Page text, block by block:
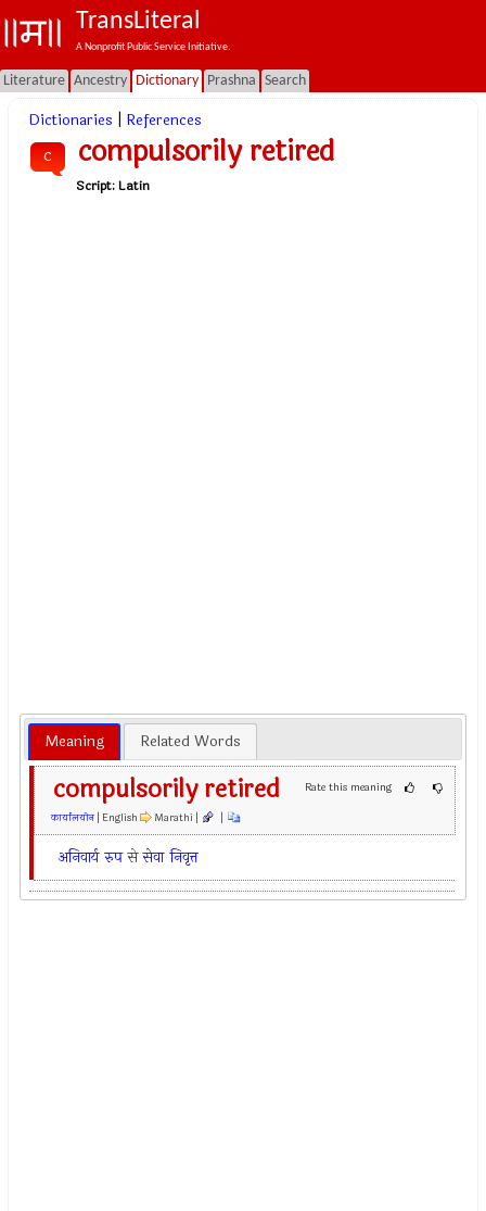
TransLiteral
A Nonprofit Public Service Initiative.
Literature Ancestry Dictionary Prashna Search
Dictionaries References
c compulsorily retired
Script:Latin
Meaning Related Words
Rate this meaning
compulsorily retired
कार्यालयीन | English Marathi | |
अनिवार्य रुपसेसेवा निवृत्त